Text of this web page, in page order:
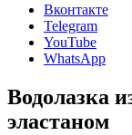
Вконтакте
Telegram
YouTube
WhatsApp
Водолазка
эластаном